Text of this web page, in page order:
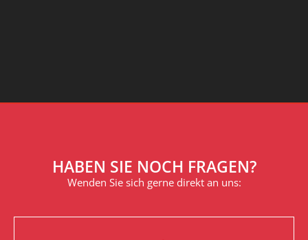
HABEN SIE NOCH FRAGEN?
Wenden Sie sich gerne direkt an uns: